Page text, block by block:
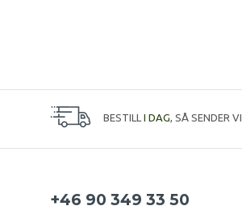
BESTILL I DAG, SÅ SENDER VI
+46 90 349 33 50